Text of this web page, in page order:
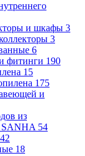
и шкафы 3
3
6
фитинги 190
15
175
и
из
SANHA 54
42
18